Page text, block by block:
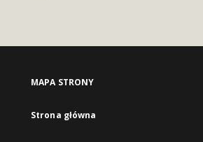
MAPA STRONY
Strona główna